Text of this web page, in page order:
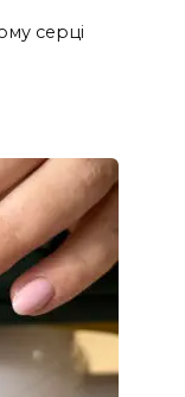
серці